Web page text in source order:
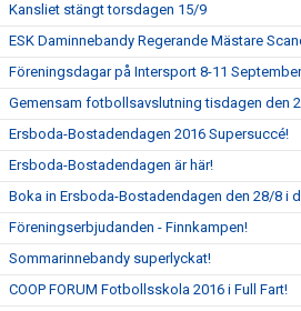
Kansliet stängt torsdagen 15/9
ESK Daminnebandy Regerande Mästare
Föreningsdagar på Intersport 8-11 September
Gemensam fotbollsavslutning tisdagen den
Ersboda-Bostadendagen 2016 Supersuccé!
Ersboda-Bostadendagen är här!
Boka in Ersboda-Bostadendagen den 28/8 i
Föreningserbjudanden - Finnkampen!
Sommarinnebandy superlyckat!
COOP FORUM Fotbollsskola 2016 i Full Fart!